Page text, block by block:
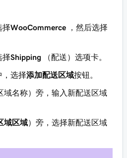
择WooCommerce ，然后选择
择Shipping （配送）选项卡。
，选择添加配送区域按钮。
域名称）旁，输入新配送区域
域区域）旁，选择新配送区域